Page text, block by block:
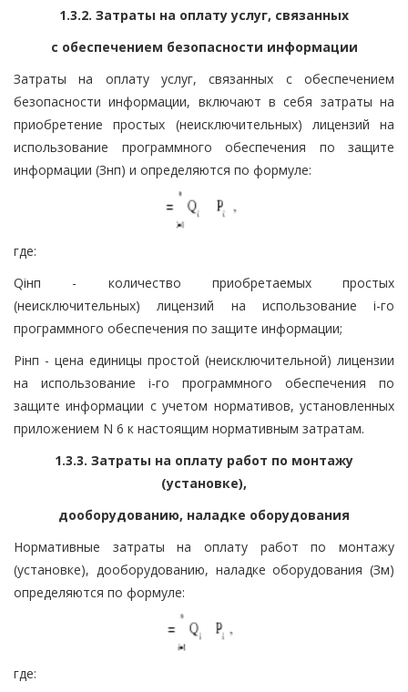
1.3.2. Затраты на оплату услуг, связанных
с обеспечением безопасности информации
Затраты на оплату услуг, связанных с обеспечением
безопасности информации, включают в себя затраты на
приобретение простых (неисключительных) лицензий на
использование программного обеспечения по защите
информации (Знп) и определяются по формуле:
где:
Qiнп - количество приобретаемых простых
(неисключительных) лицензий на использование i-го
программного обеспечения по защите информации;
Piнп - цена единицы простой (неисключительной) лицензии
на использование i-го программного обеспечения по
защите информации с учетом нормативов, установленных
приложением N 6 к настоящим нормативным затратам.
1.3.3. Затраты на оплату работ по монтажу
(установке),
дооборудованию, наладке оборудования
Нормативные затраты на оплату работ по монтажу
(установке), дооборудованию, наладке оборудования (Зм)
определяются по формуле:
где: